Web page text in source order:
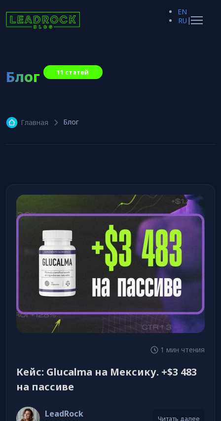
EN
RU |
Блог 11 статей
Главная Блог
1 мин чтения
Кейс: Glucalma на Мексику. +$3 483
на пассиве
LeadRock Читать далее